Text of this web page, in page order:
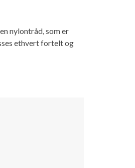
nylontråd, som er
ethvert fortelt og